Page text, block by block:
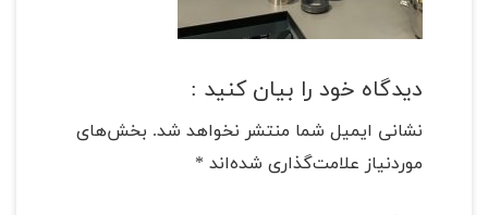
دیدگاه خود را بیان کنید :
نشانی ایمیل شما منتشر نخواهد شد. بخش‌های
موردنیاز علامت‌گذاری شده‌اند *